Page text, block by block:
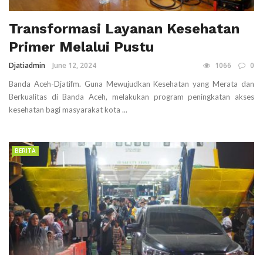
Transformasi Layanan Kesehatan
Primer Melalui Pustu
Djatiadmin June 12, 2024 1066 0
Banda Aceh-Djatifm. Guna Mewujudkan Kesehatan yang Merata dan
Berkualitas di Banda Aceh, melakukan program peningkatan akses
kesehatan bagi masyarakat kota ...
BERITA